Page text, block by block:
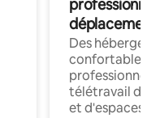
déplacement
Des
confortables
professionnels
télétravail
et d'espaces